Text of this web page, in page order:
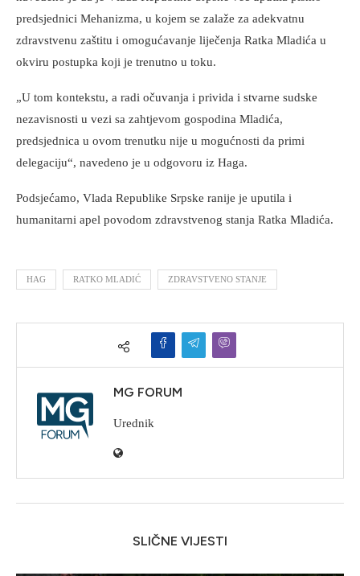
predsjednici Mehanizma, u kojem se zalaže za adekvatnu
zdravstvenu zaštitu i omogućavanje liječenja Ratka Mladića u
okviru postupka koji je trenutno u toku.
„U tom kontekstu, a radi očuvanja i privida i stvarne sudske
nezavisnosti u vezi sa zahtjevom gospodina Mladića,
predsjednica u ovom trenutku nije u mogućnosti da primi
delegaciju“, navedeno je u odgovoru iz Haga.
Podsjećamo, Vlada Republike Srpske ranije je uputila i
humanitarni apel povodom zdravstvenog stanja Ratka Mladića.
HAG RATKO MLADIĆ ZDRAVSTVENO STANJE
MG FORUM
Urednik
SLIČNE VIJESTI